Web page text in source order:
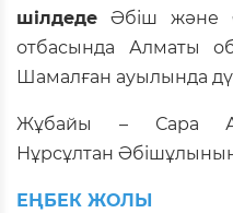
шілдеде Әбіш және
отбасында Алматы
Шамалған ауылында
Жұбайы – Сара
Нұрсұлтан
ЕҢБЕК ЖОЛЫ